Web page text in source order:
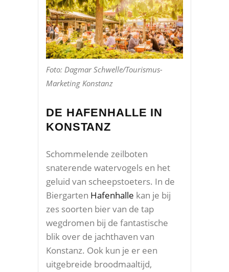
Foto: Dagmar Schwelle/Tourismus-
Marketing Konstanz
DE HAFENHALLE IN
KONSTANZ
Schommelende zeilboten
snaterende watervogels en het
geluid van scheepstoeters. In de
Biergarten Hafenhalle kan je bij
zes soorten bier van de tap
wegdromen bij de fantastische
blik over de jachthaven van
Konstanz. Ook kun je er een
uitgebreide broodmaaltijd,